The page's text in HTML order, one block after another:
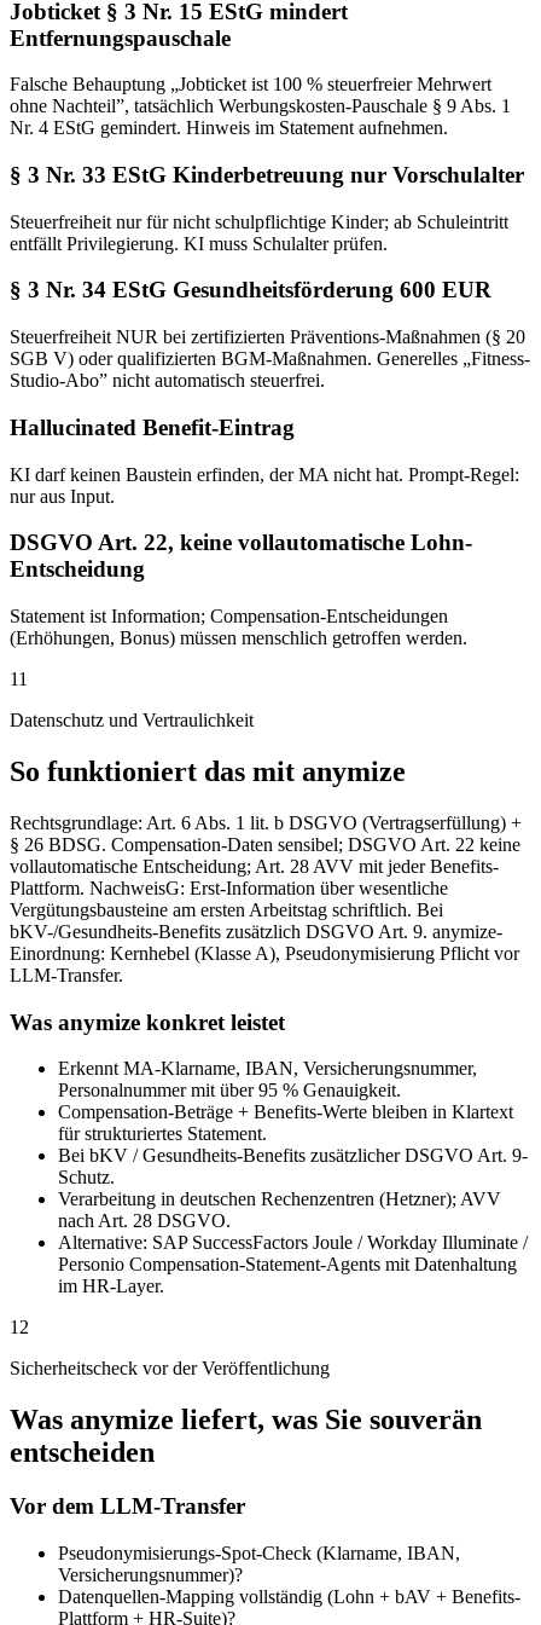
Jobticket § 3 Nr. 15 EStG mindert
Entfernungspauschale
Falsche Behauptung „Jobticket ist 100 % steuerfreier Mehrwert
ohne Nachteil”, tatsächlich Werbungskosten-Pauschale § 9 Abs. 1
Nr. 4 EStG gemindert. Hinweis im Statement aufnehmen.
§ 3 Nr. 33 EStG Kinderbetreuung nur Vorschulalter
Steuerfreiheit nur für nicht schulpflichtige Kinder; ab Schuleintritt
entfällt Privilegierung. KI muss Schulalter prüfen.
§ 3 Nr. 34 EStG Gesundheitsförderung 600 EUR
Steuerfreiheit NUR bei zertifizierten Präventions-Maßnahmen (§ 20
SGB V) oder qualifizierten BGM-Maßnahmen. Generelles „Fitness-
Studio-Abo” nicht automatisch steuerfrei.
Hallucinated Benefit-Eintrag
KI darf keinen Baustein erfinden, der MA nicht hat. Prompt-Regel:
nur aus Input.
DSGVO Art. 22, keine vollautomatische Lohn-
Entscheidung
Statement ist Information; Compensation-Entscheidungen
(Erhöhungen, Bonus) müssen menschlich getroffen werden.
11
Datenschutz und Vertraulichkeit
So funktioniert das mit anymize
Rechtsgrundlage: Art. 6 Abs. 1 lit. b DSGVO (Vertragserfüllung) +
§ 26 BDSG. Compensation-Daten sensibel; DSGVO Art. 22 keine
vollautomatische Entscheidung; Art. 28 AVV mit jeder Benefits-
Plattform. NachweisG: Erst-Information über wesentliche
Vergütungsbausteine am ersten Arbeitstag schriftlich. Bei
bKV-/Gesundheits-Benefits zusätzlich DSGVO Art. 9. anymize-
Einordnung: Kernhebel (Klasse A), Pseudonymisierung Pflicht vor
LLM-Transfer.
Was anymize konkret leistet
Erkennt MA-Klarname, IBAN, Versicherungsnummer,
Personalnummer mit über 95 % Genauigkeit.
Compensation-Beträge + Benefits-Werte bleiben in Klartext
für strukturiertes Statement.
Bei bKV / Gesundheits-Benefits zusätzlicher DSGVO Art. 9-
Schutz.
Verarbeitung in deutschen Rechenzentren (Hetzner); AVV
nach Art. 28 DSGVO.
Alternative: SAP SuccessFactors Joule / Workday Illuminate /
Personio Compensation-Statement-Agents mit Datenhaltung
im HR-Layer.
12
Sicherheitscheck vor der Veröffentlichung
Was anymize liefert, was Sie souverän
entscheiden
Vor dem LLM-Transfer
Pseudonymisierungs-Spot-Check (Klarname, IBAN,
Versicherungsnummer)?
Datenquellen-Mapping vollständig (Lohn + bAV + Benefits-
Plattform + HR-Suite)?